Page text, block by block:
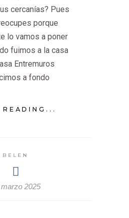
cercanías? Pues
porque
lo vamos a poner
fuimos a la casa
Entremuros
a fondo
READING...
BELEN
2025